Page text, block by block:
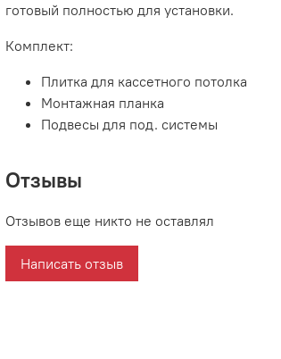
готовый полностью для установки.
Комплект:
Плитка для кассетного потолка
Монтажная планка
Подвесы для под. системы
Отзывы
Отзывов еще никто не оставлял
Написать отзыв